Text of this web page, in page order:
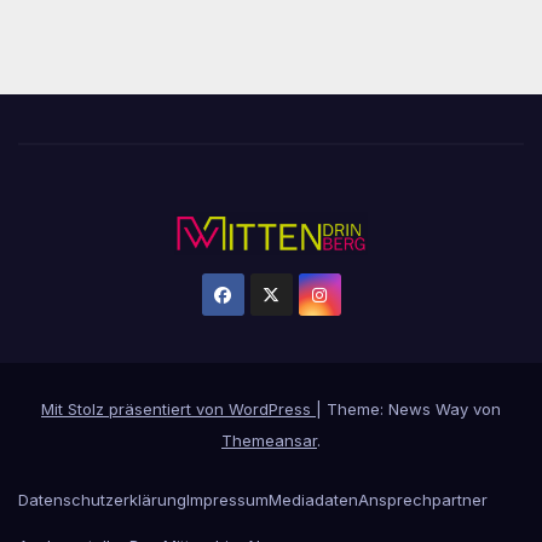
Mit Stolz präsentiert von WordPress
Theme: News Way von
Themeansar.
DatenschutzerklärungImpressumMediadatenAnsprechpartner